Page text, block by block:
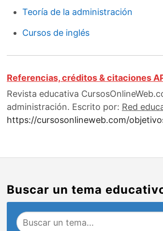
Teoría de la administración
Cursos de inglés
Referencias, créditos & citaciones
Revista educativa
administración. Escrito por: Red
https://cursosonlineweb.com/
Buscar un tema